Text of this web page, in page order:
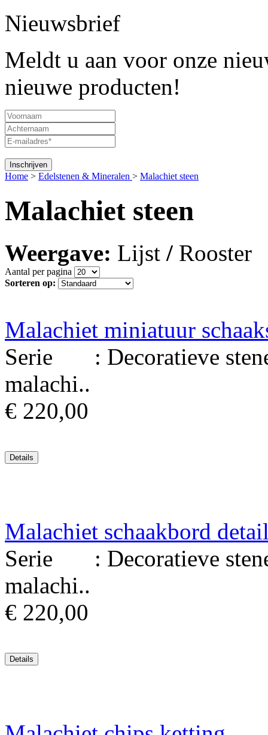
Nieuwsbrief
Meldt u aan voor onze
nieuwe producten!
Home > Edelstenen & Mineralen > Malachiet steen
Malachiet steen
Weergave: Lijst / Rooster
Aantal per pagina
Sorteren op:
Malachiet miniatuur
Serie : Decoratieve
malachi..
€ 220,00
Malachiet schaakbord
Serie : Decoratieve
malachi..
€ 220,00